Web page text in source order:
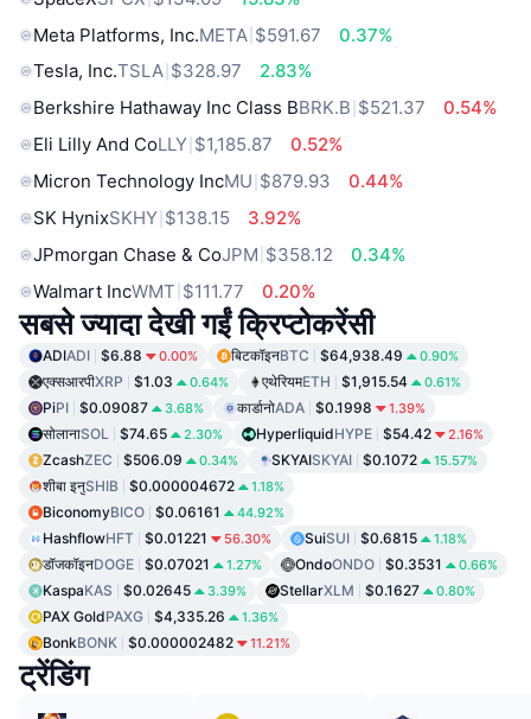
Meta Platforms, Inc.META $591.67
0.37%
Tesla, Inc.TSLA $328.97
2.83%
Berkshire Hathaway Inc Class BBRK.B $521.37
0.54%
Eli Lilly And CoLLY $1,185.87
0.52%
Micron Technology IncMU $879.93
0.44%
SK HynixSKHY $138.15
3.92%
JPmorgan Chase & CoJPM $358.12
0.34%
Walmart IncWMT $111.77 0.20%
सबसे ज्यादा देखी गईं क्रिप्टोकरेंसी
ADIADI $6.88 0.00% बिटकॉइनBTC $64,938.49 0.90%
एक्सआरपीXRP $1.03 0.64% एथेरियमETH $1,915.54 0.61%
PiPI $0.09087 3.68% कार्डानोADA $0.1998 1.39%
सोलानाSOL $74.65 2.30% HyperliquidHYPE $54.42 2.16%
ZcashZEC $506.09 0.34% SKYAISKYAI $0.1072 15.57%
शीबा इनुSHIB $0.000004672 1.18%
BiconomyBICO $0.06161 44.92%
HashflowHFT $0.01221 56.30% SuiSUI $0.6815 1.18%
डॉजकॉइनDOGE $0.07021 1.27% OndoONDO $0.3531 0.66%
KaspaKAS $0.02645 3.39% StellarXLM $0.1627 0.80%
PAX GoldPAXG $4,335.26 1.36%
BonkBONK $0.000002482 11.21%
ट्रेंडिंग